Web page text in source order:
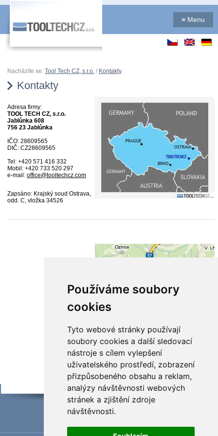
Používáme soubory
cookies
Tyto webové stránky používají
soubory cookies a další sledovací
nástroje s cílem vylepšení
uživatelského prostředí, zobrazení
přizpůsobeného obsahu a reklam,
analýzy návštěvnosti webových
stránek a zjištění zdroje
návštěvnosti.
≡ Menu
Nacházíte se: Tool Tech CZ, s.r.o. / Kontakty
Kontakty
Adresa firmy:
TOOL TECH CZ, s.r.o.
Jablůnka 608
756 23 Jablůnka
IČO: 28609565
DIČ: CZ28609565
Tel: +420 571 416 332
Mobil: +420 733 520 297
e-mail: office@tooltechcz.com
Zapsáno: Krajský soud Ostrava,
odd. C, vložka 34526